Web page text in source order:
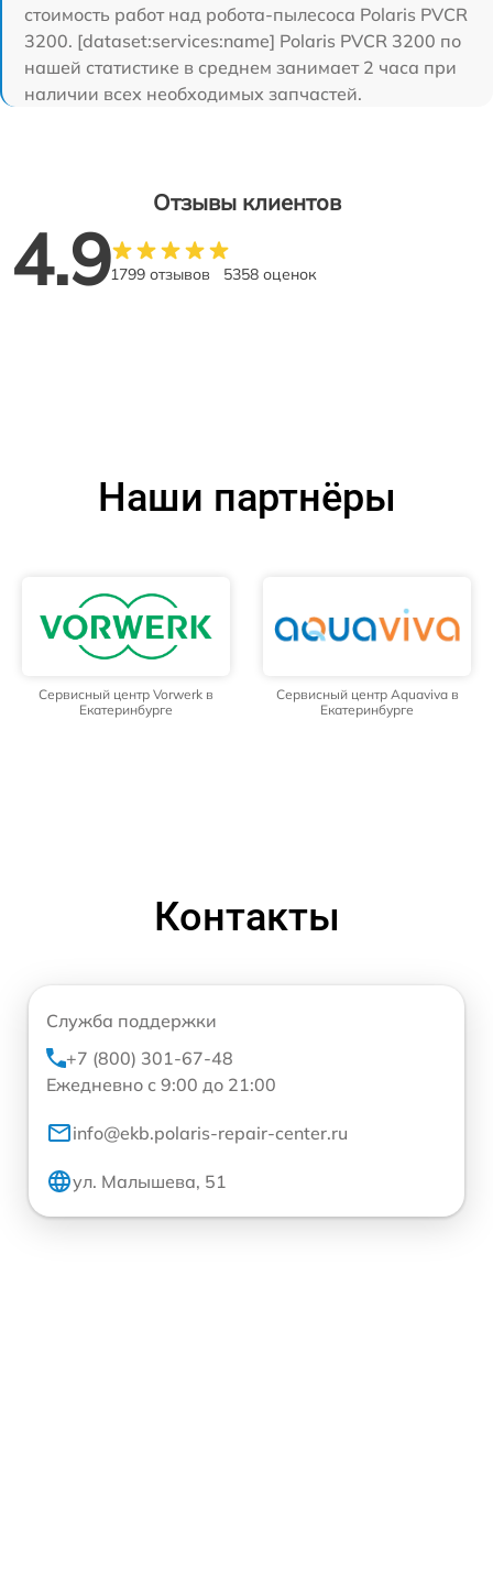
стоимость работ над робота-пылесоса Polaris PVCR
3200. [dataset:services:name] Polaris PVCR 3200 по
нашей статистике в среднем занимает 2 часа при
наличии всех необходимых запчастей.
Отзывы клиентов
4.91799 отзывов 5358 оценок
Наши партнёры
Сервисный центр Vorwerk в
Екатеринбурге
Сервисный центр Aquaviva в
Екатеринбурге
Контакты
Служба поддержки
+7 (800) 301-67-48
Ежедневно с 9:00 до 21:00
info@ekb.polaris-repair-center.ru
ул. Малышева, 51